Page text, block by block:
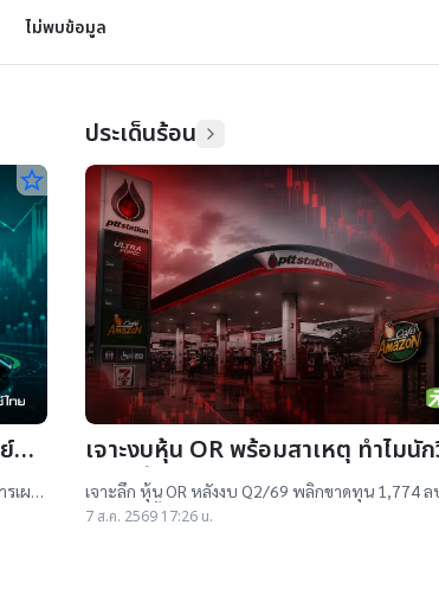
ไม่พบข้อมูล
star_border
เผย
ฯสูง
ประเด็นร้อน
เจาะงบหุ้น OR พร้อมสาเหตุ ทำไมนัก
แนะ “ซื้อ”-“ถือ”
เจาะลึก หุ้น OR หลังงบ Q2/69 พลิกขาดทุน 1,774 ล
แรกต่ำสุดตั้งแต่เข้าตลาดฯ แม้ราคาเทรดต่ำ IPO แต่
7 ส.ค. 2569 17:26 น.